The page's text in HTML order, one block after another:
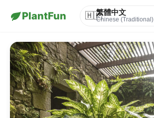
PlantFun 🇭🇰繁體中文
Chinese (Traditional)